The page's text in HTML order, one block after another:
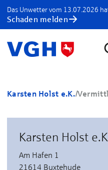
Das Unwetter vom 13.07.2026
Schaden melden
Karsten Holst e.K./
Karsten Holst
Am Hafen 1
21614 Buxtehude